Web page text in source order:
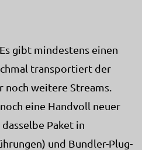
gibt mindestens einen
transportiert der
noch weitere Streams.
eine Handvoll neuer
Paket in
und Bundler-Plug-